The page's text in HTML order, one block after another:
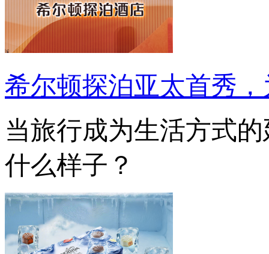
希尔顿探泊亚太首秀
当旅行成为生活方式
什么样子？